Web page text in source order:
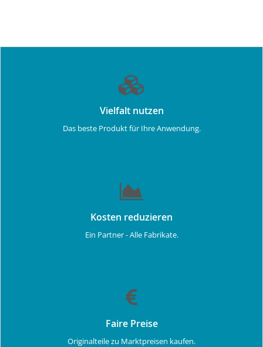
Vielfalt nutzen
Das beste Produkt für Ihre Anwendung.
Kosten reduzieren
Ein Partner - Alle Fabrikate.
Faire Preise
Originalteile zu Marktpreisen kaufen.